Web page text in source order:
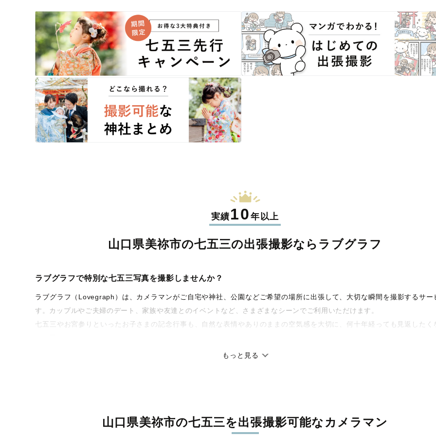
実績10年以上
山口県美祢市の七五三の出張撮影なら ラブグラフ
ラブグラフで特別な七五三写真を撮影しませんか？
ラブグラフ（Lovegraph）は、カメラマンがご自宅や神社、公園などご希望の場所に出張して、大切な瞬間を撮影するサー
す。カップルやご夫婦のデート、家族や友達とのイベントなど、さまざまなシーンでご利用いただけます。
七五三やお宮参りといったお子さまの記念行事も、自然な表情やありのままの空気感を大切に、何十年経っても見返したく
丁寧なレタッチで思い出を美しく仕上げます
もっと見る
山口県美祢市の七五三を出張撮影可能なカメラマン